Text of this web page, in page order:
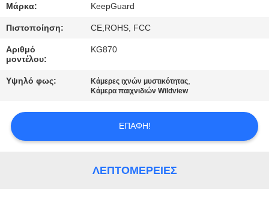
ΕΠΙΚΟΙΝΩΝΉΣΤΕ
ΜΑΖΊ
ΜΑΣ
ΕΙΔΉΣΕΙΣ
Μάρκα: KeepGuard
Πιστοποίηση: CE,ROHS, FCC
Αριθμό
μοντέλου:
KG870
Υψηλό φως: Κάμερες ιχνών μυστικότητας,
Κάμερα παιχνιδιών Wildview
ΕΠΑΦΉ!
ΛΕΠΤΟΜΈΡΕΙΕΣ